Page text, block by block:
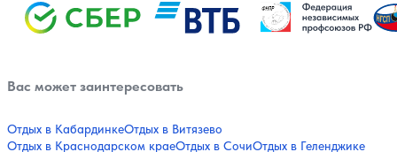
Вас может заинтересовать
Отдых в КабардинкеОтдых в Витязево
Отдых в Краснодарском краеОтдых в СочиОтдых в Геленджике